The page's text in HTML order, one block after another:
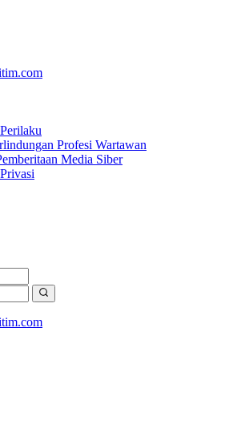
Profesi Wartawan
Media Siber